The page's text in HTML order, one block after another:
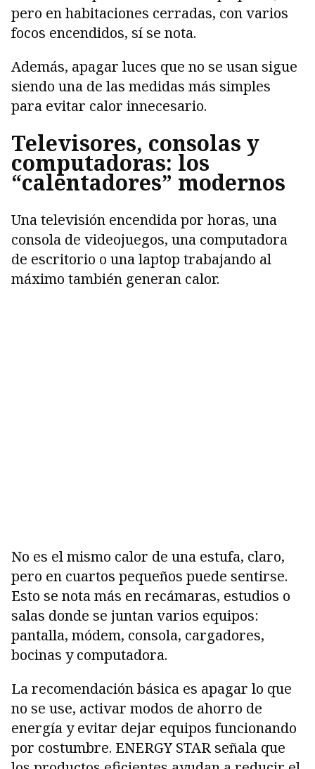
pero en habitaciones cerradas, con varios
focos encendidos, sí se nota.
Además, apagar luces que no se usan sigue
siendo una de las medidas más simples
para evitar calor innecesario.
Televisores, consolas y
computadoras: los
“calentadores” modernos
Una televisión encendida por horas, una
consola de videojuegos, una computadora
de escritorio o una laptop trabajando al
máximo también generan calor.
No es el mismo calor de una estufa, claro,
pero en cuartos pequeños puede sentirse.
Esto se nota más en recámaras, estudios o
salas donde se juntan varios equipos:
pantalla, módem, consola, cargadores,
bocinas y computadora.
La recomendación básica es apagar lo que
no se use, activar modos de ahorro de
energía y evitar dejar equipos funcionando
por costumbre. ENERGY STAR señala que